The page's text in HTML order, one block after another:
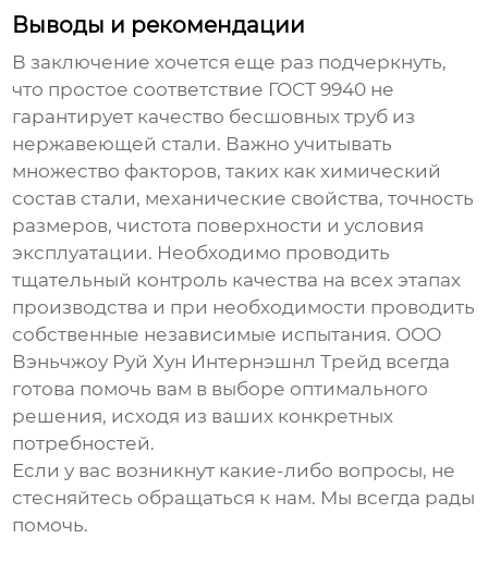
Выводы и рекомендации
В заключение хочется еще раз подчеркнуть,
что простое соответствие ГОСТ 9940 не
гарантирует качество бесшовных труб из
нержавеющей стали. Важно учитывать
множество факторов, таких как химический
состав стали, механические свойства, точность
размеров, чистота поверхности и условия
эксплуатации. Необходимо проводить
тщательный контроль качества на всех этапах
производства и при необходимости проводить
собственные независимые испытания. ООО
Вэньчжоу Руй Хун Интернэшнл Трейд всегда
готова помочь вам в выборе оптимального
решения, исходя из ваших конкретных
потребностей.
Если у вас возникнут какие-либо вопросы, не
стесняйтесь обращаться к нам. Мы всегда рады
помочь.